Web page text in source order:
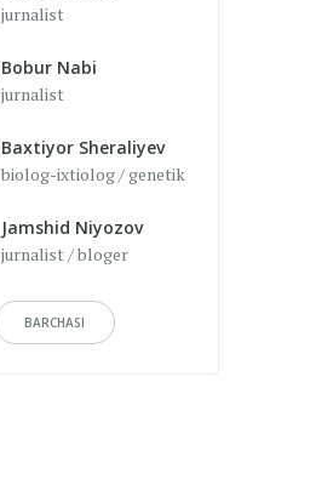
jurnalist
Bobur Nabi
jurnalist
Baxtiyor Sheraliyev
biolog-ixtiolog / genetik
Jamshid Niyozov
jurnalist / bloger
BARCHASI